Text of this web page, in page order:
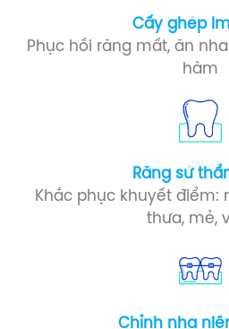
Cấy ghép
Phục hồi răng mất, ăn
hàm
Răng sứ​
Khắc phục khuyết điểm:
thưa, mẻ,
Chỉnh nha